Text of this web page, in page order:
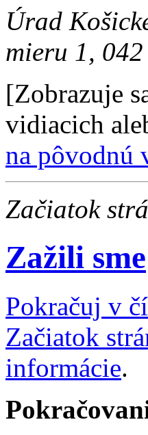
Úrad
mieru 1,
[Zobrazuje
vidiacich
na pôvodnú
Začiatok
Zažili sme
Pokračuj v
Začiatok
informácie.